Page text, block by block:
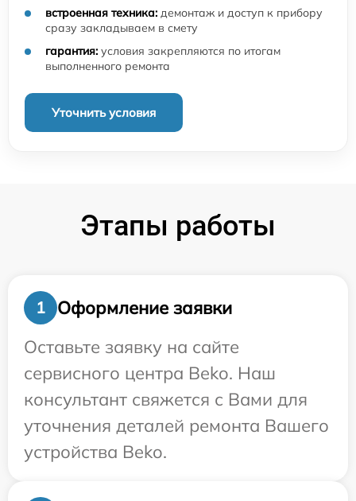
встроенная техника: демонтаж и доступ к прибору
сразу закладываем в смету
гарантия: условия закрепляются по итогам
выполненного ремонта
Уточнить условия
Этапы работы
1
Оформление заявки
Оставьте заявку на сайте
сервисного центра Beko. Наш
консультант свяжется с Вами для
уточнения деталей ремонта Вашего
устройства Beko.